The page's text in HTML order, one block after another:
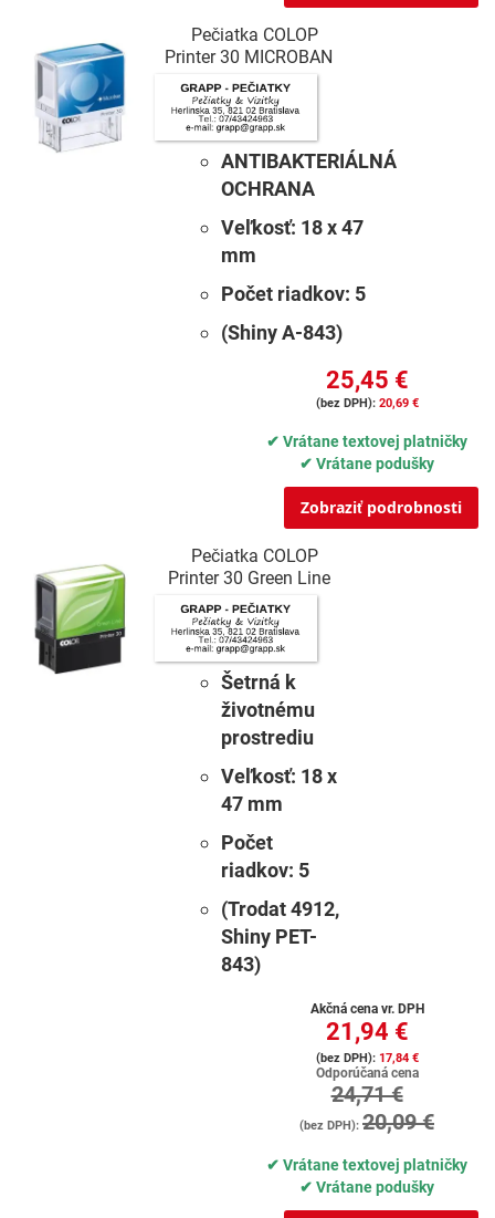
Pečiatka COLOP
Printer 30 MICROBAN
ANTIBAKTERIÁLNÁ
OCHRANA
Veľkosť: 18 x 47
mm
Počet riadkov: 5
(Shiny A-843)
25,45 €
20,69 €
✔ Vrátane textovej platničky
✔ Vrátane podušky
Zobraziť podrobnosti
Pečiatka COLOP
Printer 30 Green Line
Šetrná k
životnému
prostrediu
Veľkosť: 18 x
47 mm
Počet
riadkov: 5
(Trodat 4912,
Shiny PET-
843)
Akčná cena vr. DPH
21,94 €
17,84 €
Odporúčaná cena
24,71 €
20,09 €
✔ Vrátane textovej platničky
✔ Vrátane podušky